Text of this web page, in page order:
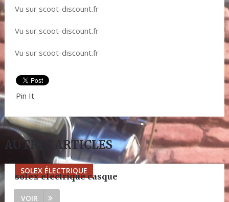
Vu sur scoot-discount.fr
Vu sur scoot-discount.fr
Vu sur scoot-discount.fr
Pin It
AUTRES ARTICLES
SOLEX ÉLECTRIQUE
solex electrique casque
VOIR